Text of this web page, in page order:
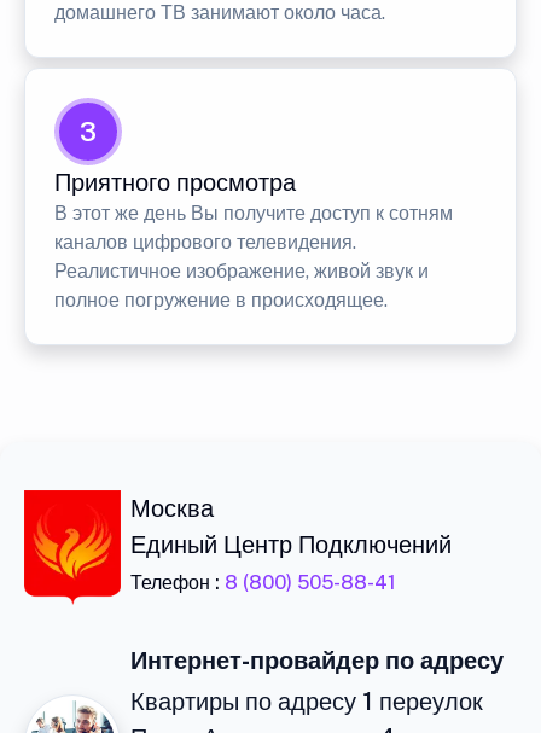
домашнего ТВ занимают около часа.
3
Приятного просмотра
В этот же день Вы получите доступ к сотням
каналов цифрового телевидения.
Реалистичное изображение, живой звук и
полное погружение в происходящее.
Москва
Единый Центр Подключений
Телефон : 8 (800) 505-88-41
Интернет-провайдер по адресу
Квартиры по адресу 1 переулок